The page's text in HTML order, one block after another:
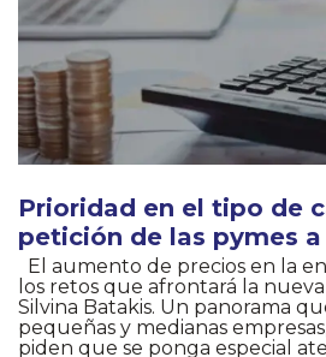
Prioridad en el tipo de
petición de las pymes
El aumento de precios en la
los retos que afrontará la
Silvina Batakis. Un panorama
pequeñas y medianas
piden que se ponga especial